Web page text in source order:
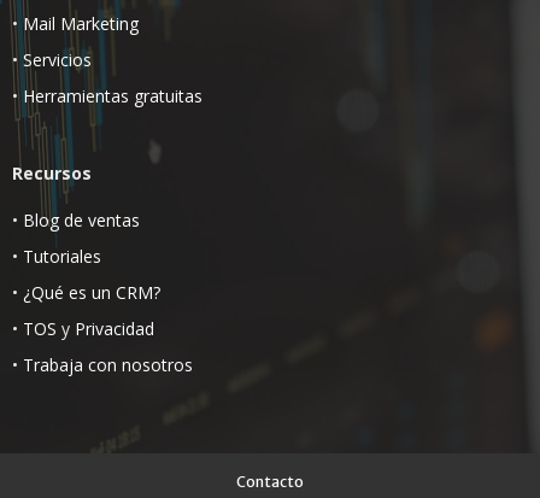
• Mail Marketing
• Servicios
• Herramientas gratuitas
Recursos
• Blog de ventas
• Tutoriales
• ¿Qué es un CRM?
• TOS y Privacidad
• Trabaja con nosotros
Contacto